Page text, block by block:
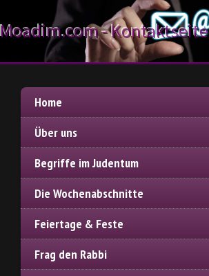
Moadim.com - Kontaktseite
Home
Über uns
Begriffe im Judentum
Die Wochenabschnitte
Feiertage & Feste
Frag den Rabbi